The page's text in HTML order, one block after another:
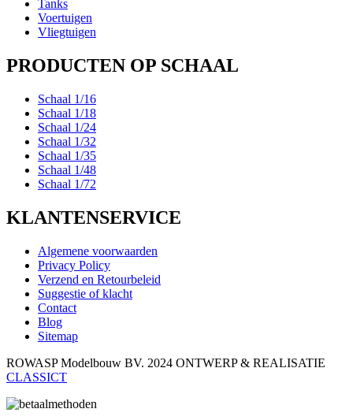
Tanks
Voertuigen
Vliegtuigen
PRODUCTEN OP SCHAAL
Schaal 1/16
Schaal 1/18
Schaal 1/24
Schaal 1/32
Schaal 1/35
Schaal 1/48
Schaal 1/72
KLANTENSERVICE
Algemene voorwaarden
Privacy Policy
Verzend en Retourbeleid
Suggestie of klacht
Contact
Blog
Sitemap
ROWASP Modelbouw BV. 2024 ONTWERP & REALISATIE
CLASSICT